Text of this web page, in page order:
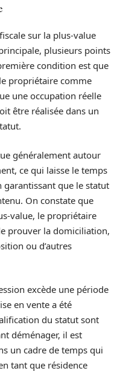
sur la plus-value
plusieurs points
condition est que
propriétaire comme
une occupation réelle
être réalisée dans un
généralement autour
ce qui laisse le temps
garantissant que le statut
On constate que
value, le propriétaire
prouver la domiciliation,
ou d’autres
excède une période
en vente a été
du statut sont
déménager, il est
un cadre de temps qui
tant que résidence